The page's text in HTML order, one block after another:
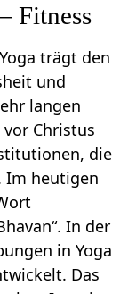
Fitness
trägt den
und
langen
Christus
die
Im heutigen
In der
in Yoga
Das